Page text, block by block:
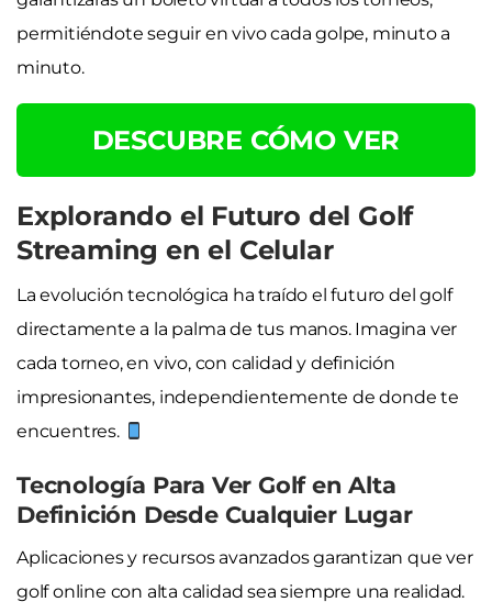
permitiéndote seguir en vivo cada golpe, minuto a
minuto.
DESCUBRE CÓMO VER
Explorando el Futuro del Golf
Streaming en el Celular
La evolución tecnológica ha traído el futuro del golf
directamente a la palma de tus manos. Imagina ver
cada torneo, en vivo, con calidad y definición
impresionantes, independientemente de donde te
encuentres.
Tecnología Para Ver Golf en Alta
Definición Desde Cualquier Lugar
Aplicaciones y recursos avanzados garantizan que ver
golf online con alta calidad sea siempre una realidad.